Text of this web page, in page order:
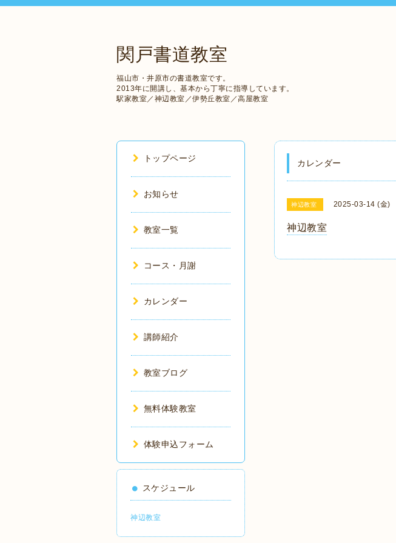
関戸書道教室
福山市・井原市の書道教室です。
2013年に開講し、基本から丁寧に指導しています。
駅家教室／神辺教室／伊勢丘教室／高屋教室
カレンダー
神辺教室 2025-03-14 (金)
神辺教室
トップページ
お知らせ
教室一覧
コース・月謝
カレンダー
講師紹介
教室ブログ
無料体験教室
体験申込フォーム
スケジュール
神辺教室